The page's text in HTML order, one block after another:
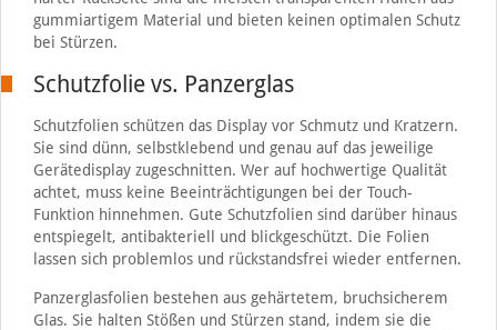
gummiartigem Material und bieten keinen optimalen Schutz
bei Stürzen.
Schutzfolie vs. Panzerglas
Schutzfolien schützen das Display vor Schmutz und Kratzern.
Sie sind dünn, selbstklebend und genau auf das jeweilige
Gerätedisplay zugeschnitten. Wer auf hochwertige Qualität
achtet, muss keine Beeinträchtigungen bei der Touch-
Funktion hinnehmen. Gute Schutzfolien sind darüber hinaus
entspiegelt, antibakteriell und blickgeschützt. Die Folien
lassen sich problemlos und rückstandsfrei wieder entfernen.
Panzerglasfolien bestehen aus gehärtetem, bruchsicherem
Glas. Sie halten Stößen und Stürzen stand, indem sie die